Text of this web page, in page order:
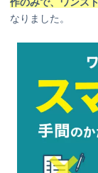
なりました。